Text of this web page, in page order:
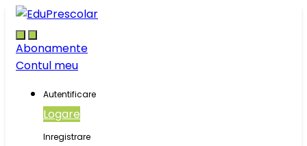
Skip
to
navigation
Skip
to
content
Abonamente
Contul meu
Autentificare
Logare
Inregistrare